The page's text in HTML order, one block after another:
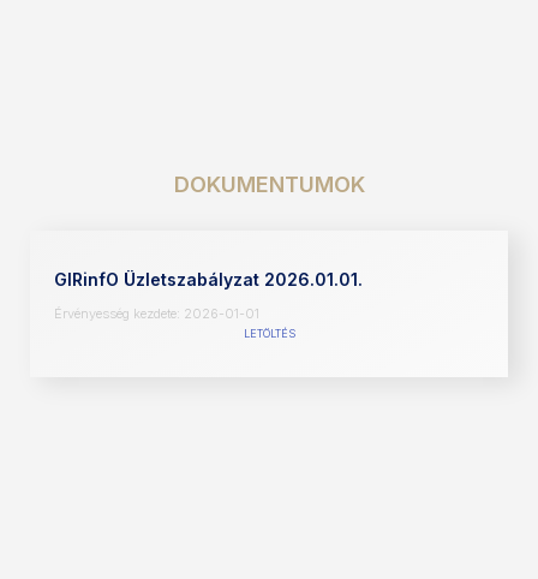
DOKUMENTUMOK
GIRinfO Üzletszabályzat 2026.01.01.
Érvényesség kezdete: 2026-01-01
LETÖLTÉS